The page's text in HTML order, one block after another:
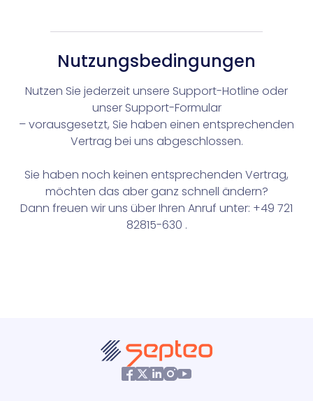
Dokumenten Management System
Smart Data
Legal Twin®
KI-Produkte
Contract Insights
KI-Vertragsanalyse für Unternehmen und
Smart Legal Research
KI-Agent zur Urteilsrecherche für Anwälte
Legal Twin
Add-Ons
Smart Data Business Information
Nutzungsbedingungen
Nutzen Sie jederzeit unsere Support-Hotline oder
unser Support-Formular
– vorausgesetzt, Sie haben einen entsprechenden
Vertrag bei uns abgeschlossen.
Sie haben noch keinen entsprechenden Vertrag,
möchten das aber ganz schnell ändern?
Dann freuen wir uns über Ihren Anruf unter: +49 721
82815-630 .